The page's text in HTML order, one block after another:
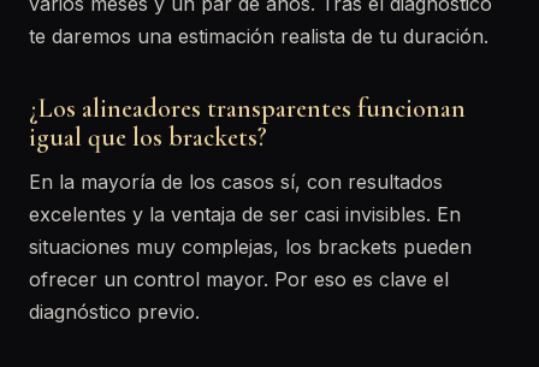
te daremos una estimación realista de tu duración.
¿Los alineadores transparentes funcionan
igual que los brackets?
En la mayoría de los casos sí, con resultados
excelentes y la ventaja de ser casi invisibles. En
situaciones muy complejas, los brackets pueden
ofrecer un control mayor. Por eso es clave el
diagnóstico previo.